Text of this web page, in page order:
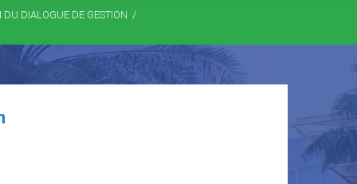
DU DIALOGUE DE GESTION /